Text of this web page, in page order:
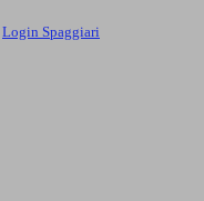
Login Spaggiari